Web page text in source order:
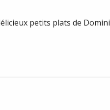
petits plats de